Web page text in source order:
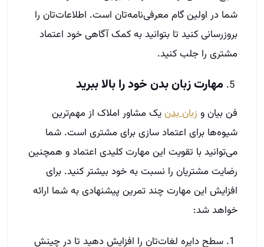
شما در اولین گام معرفی‌نامه‌تان است. اطلاعات‌تان را
بروزرسانی کنید تا بتوانید به کمک آگاهی خود اعتماد
مشتری را جلب کنید.
مهارت زبان بدن خود را بالا ببرید
فن‌ بیان و زبان بدنیک مشاور املاک از مهم‌ترین
شیوه‌ها برای اعتماد سازی برای مشتری است. شما
می‌توانید با تقویت این مهارت کلیدی اعتماد و همچنین
رضایت مشتریان را نسبت به خود بیشتر کنید. برای
افزایش این مهارت چند تمرین پیشنهادی به شما ارائه
خواهد شد:
سطح دایره لغات‌تان را افزایش دهید تا در چینش